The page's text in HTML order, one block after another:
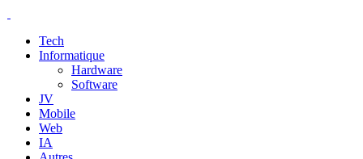
Tech
Informatique
Hardware
Software
JV
Mobile
Web
IA